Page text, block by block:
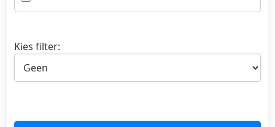
Kies filter: